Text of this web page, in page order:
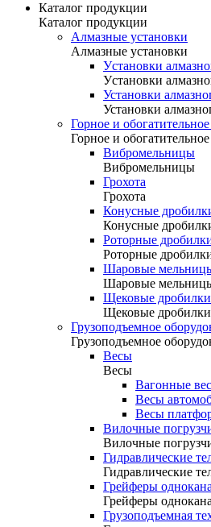
Каталог продукции
Каталог продукции
Алмазные установки
Алмазные установки
Уcтановки
Уcтановки
Установки
Установки
Горное и
Горное и
Вибромельницы
Вибромельницы
Грохота
Грохота
Конусные
Конусные
Роторные
Роторные
Шаровые
Шаровые
Щековые дробилки
Щековые дробилки
Грузоподъемное
Грузоподъемное
Весы
Весы
Вагонные
Весы
Весы
Вилочные
Вилочные
Гидравлические
Гидравлические
Грейферы
Грейферы
Грузоподъемная